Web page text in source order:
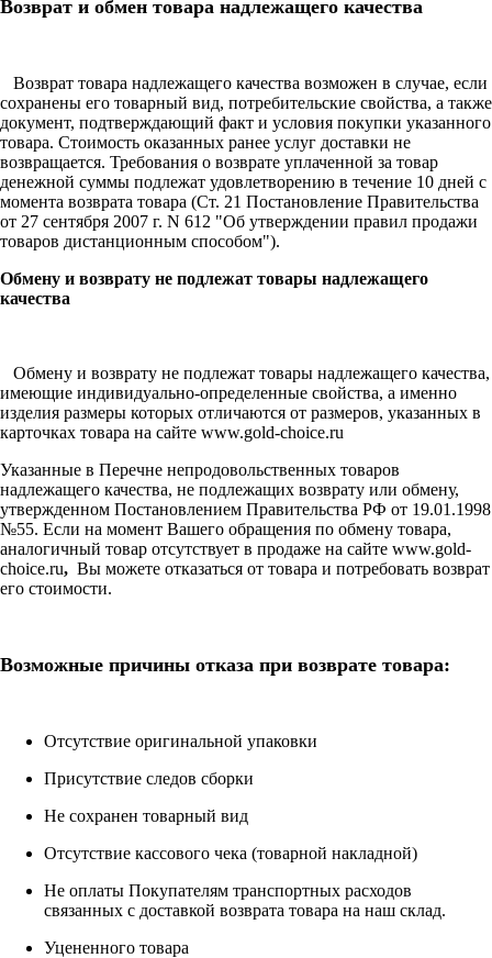
Возврат и обмен товара надлежащего качества
Возврат товара надлежащего качества возможен в случае, если
сохранены его товарный вид, потребительские свойства, а также
документ, подтверждающий факт и условия покупки указанного
товара. Стоимость оказанных ранее услуг доставки не
возвращается. Требования о возврате уплаченной за товар
денежной суммы подлежат удовлетворению в течение 10 дней c
момента возврата товара (Ст. 21 Постановление Правительства
от 27 сентября 2007 г. N 612 "Об утверждении правил продажи
товаров дистанционным способом").
Обмену и возврату не подлежат товары надлежащего
качества
Обмену и возврату не подлежат товары надлежащего качества,
имеющие индивидуально-определенные свойства, а именно
изделия размеры которых отличаются от размеров, указанных в
карточках товара на сайте www.gold-choice.ru
Указанные в Перечне непродовольственных товаров
надлежащего качества, не подлежащих возврату или обмену,
утвержденном Постановлением Правительства РФ от 19.01.1998
№55. Если на момент Вашего обращения по обмену товара,
аналогичный товар отсутствует в продаже на сайте www.gold-
choice.ru, Вы можете отказаться от товара и потребовать возврат
его стоимости.
Возможные причины отказа при возврате товара:
Отсутствие оригинальной упаковки
Присутствие следов сборки
Не сохранен товарный вид
Отсутствие кассового чека (товарной накладной)
Не оплаты Покупателям транспортных расходов
связанных с доставкой возврата товара на наш склад.
Уцененного товара